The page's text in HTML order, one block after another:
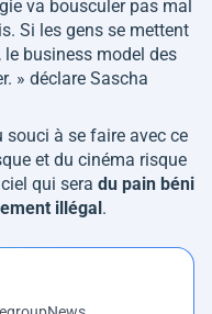
va bousculer pas mal
Si les gens se mettent
le business model des
» déclare Sascha
souci à se faire avec ce
et du cinéma risque
qui sera du pain béni
illégal.